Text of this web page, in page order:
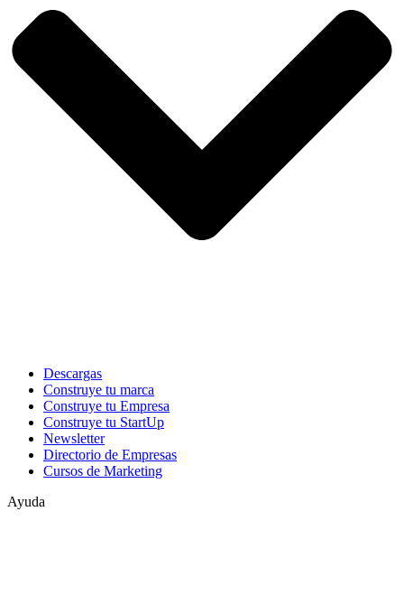
Descargas
Construye tu marca
Construye tu Empresa
Construye tu StartUp
Newsletter
Directorio de Empresas
Cursos de Marketing
Ayuda